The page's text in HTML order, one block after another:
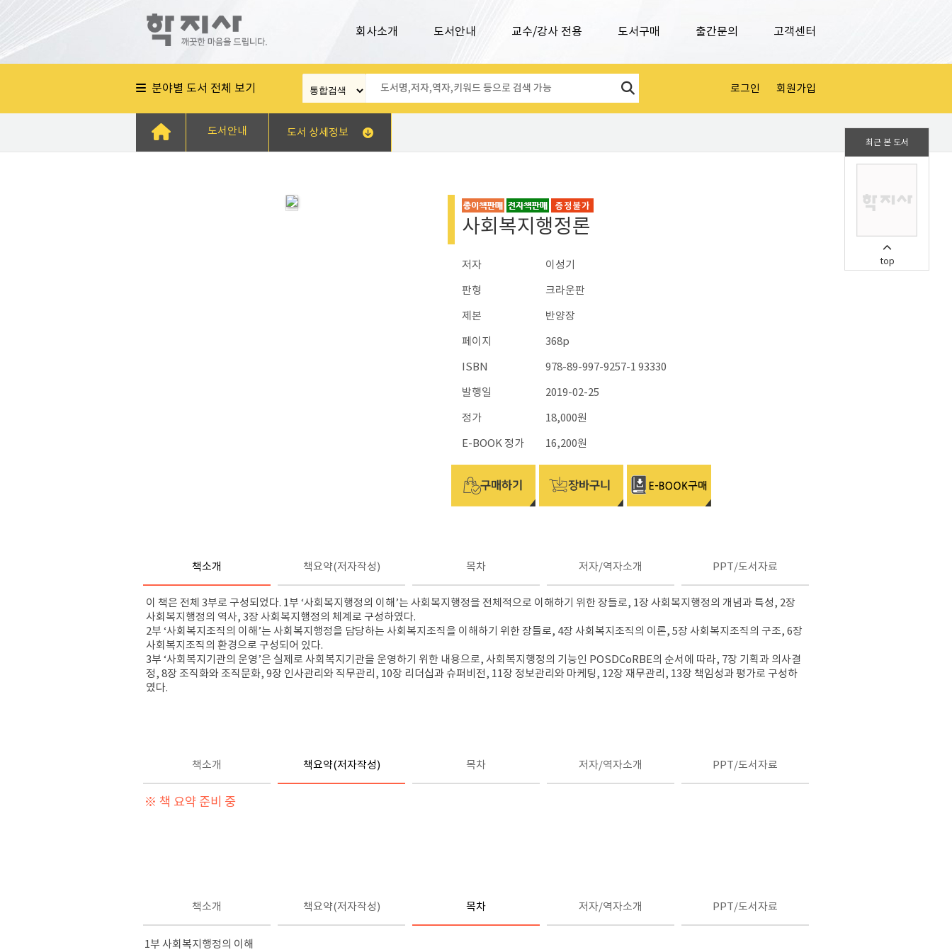
최근 본 도서
top
회사소개 도서안내 교수/강사 전용 도서구매 출간문의 고객센터
분야별 도서 전체 보기 로그인 회원가입
도서안내 도서 상세정보
사회복지행정론
저자
이성기
판형
크라운판
제본
반양장
페이지
368p
ISBN
978-89-997-9257-1 93330
발행일
2019-02-25
정가
18,000원
E-BOOK 정가
16,200원
책소개 책요약(저자작성) 목차 저자/역자소개 PPT/도서자료
이 책은 전체 3부로 구성되었다. 1부 ‘사회복지행정의 이해’는 사회복지행정을 전체적으로 이해하기 위한 장들로, 1장 사회복지행정의 개념과 특성, 2장
사회복지행정의 역사, 3장 사회복지행정의 체계로 구성하였다.
2부 ‘사회복지조직의 이해’는 사회복지행정을 담당하는 사회복지조직을 이해하기 위한 장들로, 4장 사회복지조직의 이론, 5장 사회복지조직의 구조, 6장
사회복지조직의 환경으로 구성되어 있다.
3부 ‘사회복지기관의 운영’은 실제로 사회복지기관을 운영하기 위한 내용으로, 사회복지행정의 기능인 POSDCoRBE의 순서에 따라, 7장 기획과 의사결
정, 8장 조직화와 조직문화, 9장 인사관리와 직무관리, 10장 리더십과 슈퍼비전, 11장 정보관리와 마케팅, 12장 재무관리, 13장 책임성과 평가로 구성하
였다.
책소개 책요약(저자작성) 목차 저자/역자소개 PPT/도서자료
※ 책 요약 준비 중
책소개 책요약(저자작성) 목차 저자/역자소개 PPT/도서자료
1부 사회복지행정의 이해